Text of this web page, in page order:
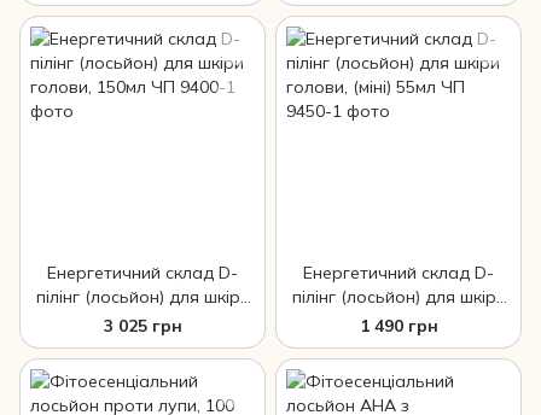
Енергетичний склад D-
пілінг (лосьйон) для шкіри
голови, 150мл ЧП
3 025 грн
Енергетичний склад D-
пілінг (лосьйон) для шкіри
голови, (міні) 55мл ЧП
1 490 грн